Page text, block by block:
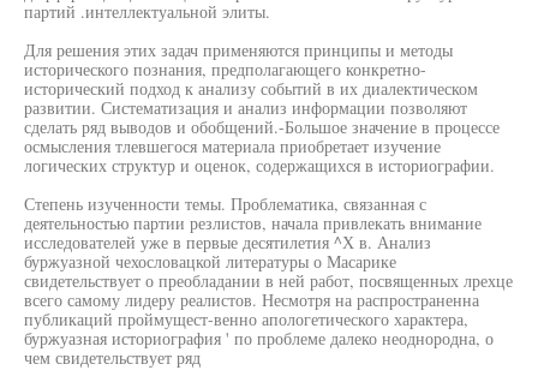
партий .интеллектуальной элиты.
Для решения этих задач применяются принципы и методы
исторического познания, предполагающего конкретно-
исторический подход к анализу событий в их диалектическом
развитии. Систематизация и анализ информации позволяют
сделать ряд выводов и обобщений.-Большое значение в процессе
осмысления тлевшегося материала приобретает изучение
логических структур и оценок, содержащихся в историографии.
Степень изученности темы. Проблематика, связанная с
деятельностью партии резлистов, начала привлекать внимание
исследователей уже в первые десятилетия ^Х в. Анализ
буржуазной чехословацкой литературы о Масарике
свидетельствует о преобладании в ней работ, посвященных лрехце
всего самому лидеру реалистов. Несмотря на распространенна
публикаций проймущест-венно апологетического характера,
буржуазная историография ' по проблеме далеко неоднородна, о
чем свидетельствует ряд